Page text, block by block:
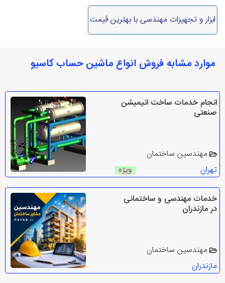
ابزار و تجهیزات مهندسی با بهترین قیمت
موارد مشابه فروش انواع ماشین حساب کاسیو
انجام خدمات ساخت انیمیشن
صنعتی
مهندسین ساختمان
تهران
ویژه
خدمات مهندسی و ساختمانی
در مازندران
مهندسین ساختمان
مازندران